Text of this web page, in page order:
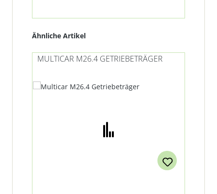
Produktgalerie überspringen
Ähnliche Artikel
MULTICAR M26.4 GETRIEBETRÄGER